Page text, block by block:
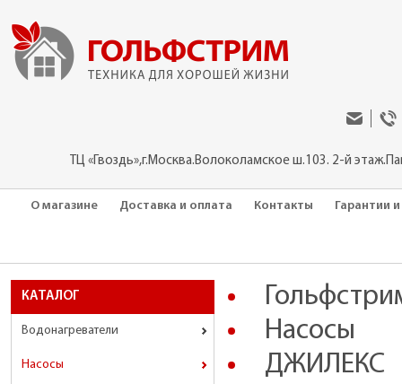
ТЦ «Гвоздь»,г.Москва.Волоколамское ш.103. 2-й
О магазине Доставка и оплата Контакты Гарантии
КАТАЛОГ
Водонагреватели
Насосы
Насосы
ДЖИЛЕКС